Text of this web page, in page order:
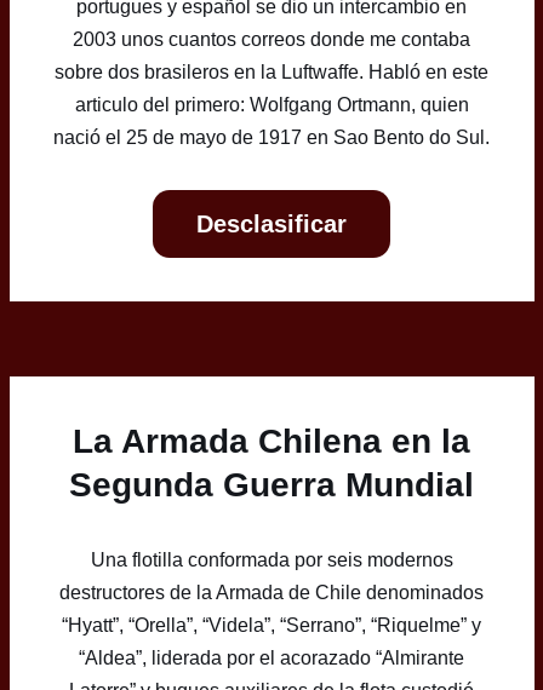
portugues y español se dio un intercambio en
2003 unos cuantos correos donde me contaba
sobre dos brasileros en la Luftwaffe. Habló en este
articulo del primero: Wolfgang Ortmann, quien
nació el 25 de mayo de 1917 en Sao Bento do Sul.
Desclasificar
La Armada Chilena en la
Segunda Guerra Mundial
Una flotilla conformada por seis modernos
destructores de la Armada de Chile denominados
“Hyatt”, “Orella”, “Videla”, “Serrano”, “Riquelme” y
“Aldea”, liderada por el acorazado “Almirante